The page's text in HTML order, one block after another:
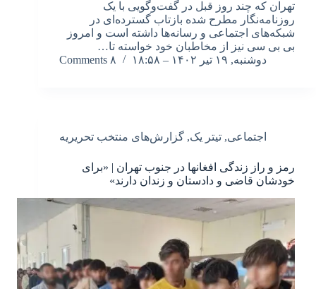
تهران که چند روز قبل در گفت‌وگویی با یک
روزنامه‌نگار مطرح شده بازتاب گسترده‌ای در
شبکه‌های اجتماعی و رسانه‌ها داشته است و امروز
بی بی سی نیز از مخاطبان خود خواسته تا…
دوشنبه, ۱۹ تیر ۱۴۰۲ – ۱۸:۵۸
۸ Comments
اجتماعی, تیتر یک, گزارش‌های منتخب تحریریه
رمز و راز زندگی افغانها در جنوب تهران | «برای
خودشان قاضی و دادستان و زندان دارند»